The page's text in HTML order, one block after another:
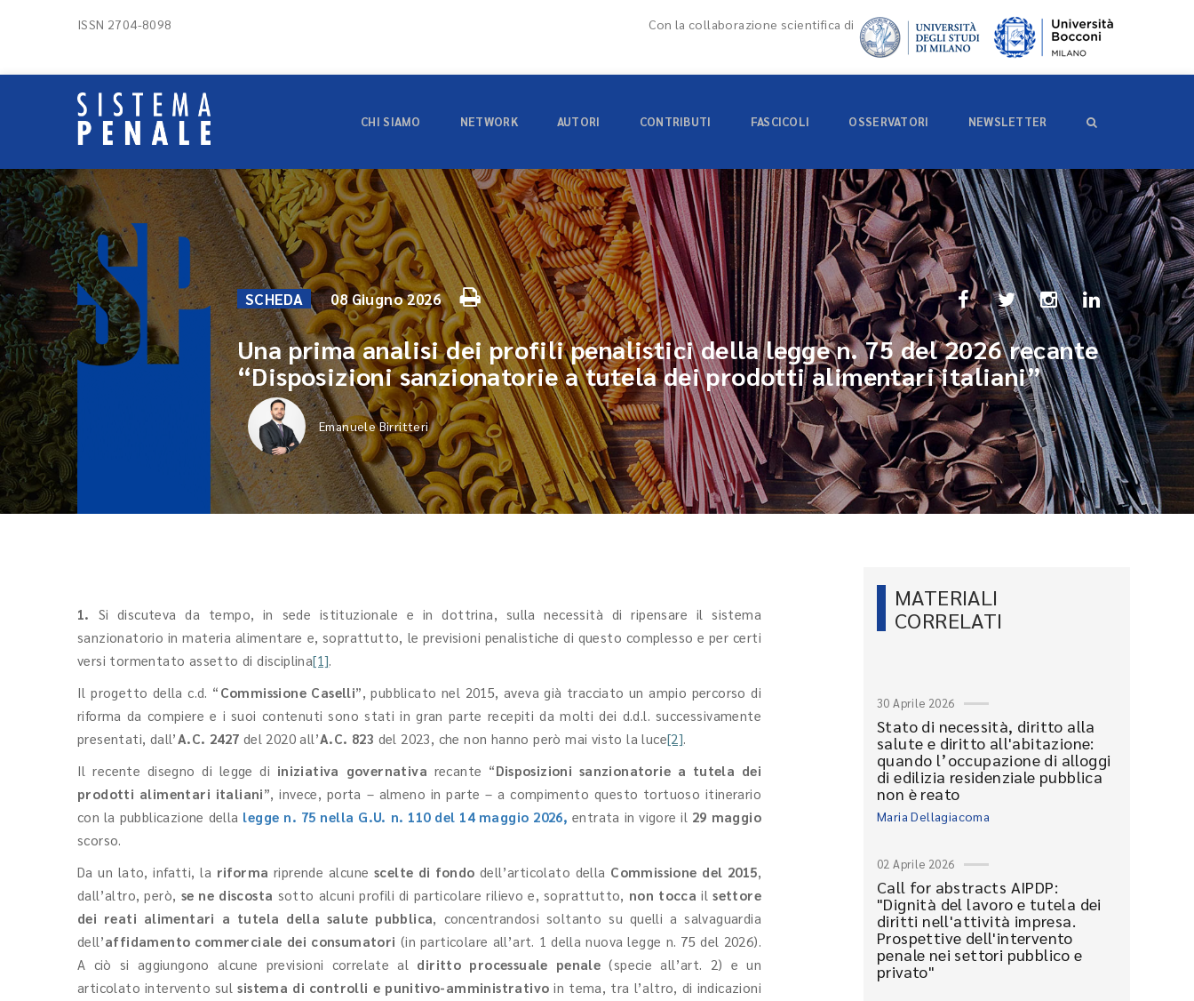
ISSN 2704-8098 Con la collaborazione scientifica di
CHI SIAMO NETWORK AUTORI CONTRIBUTI FASCICOLI OSSERVATORI NEWSLETTER
SCHEDA 08 Giugno 2026
Una prima analisi dei profili penalistici della legge n. 75 del 2026 recante
“Disposizioni sanzionatorie a tutela dei prodotti alimentari italiani”
Emanuele Birritteri
1. Si discuteva da tempo, in sede istituzionale e in dottrina, sulla necessità di ripensare il sistema
sanzionatorio in materia alimentare e, soprattutto, le previsioni penalistiche di questo complesso e per certi
versi tormentato assetto di disciplina[1].
Il progetto della c.d. “ Commissione Caselli”, pubblicato nel 2015, aveva già tracciato un ampio percorso di
riforma da compiere e i suoi contenuti sono stati in gran parte recepiti da molti dei d.d.l. successivamente
presentati, dall’A.C. 2427 del 2020 all’A.C. 823 del 2023, che non hanno però mai visto la luce[2].
Il recente disegno di legge di iniziativa governativa recante “Disposizioni sanzionatorie a tutela dei
prodotti alimentari italiani”, invece, porta – almeno in parte – a compimento questo tortuoso itinerario
con la pubblicazione della legge n. 75 nella G.U. n. 110 del 14 maggio 2026, entrata in vigore il 29 maggio
scorso.
Da un lato, infatti, la riformariprende alcune scelte di fondo dell’articolato della Commissione del 2015,
dall’altro, però, se ne discosta sotto alcuni profili di particolare rilievo e, soprattutto, non tocca ilsettore
dei reati alimentari a tutela della salute pubblica, concentrandosi soltanto su quelli a salvaguardia
dell’affidamento commerciale dei consumatori (in particolare all’art. 1 della nuova legge n. 75 del 2026).
A ciò si aggiungono alcune previsioni correlate al diritto processuale penale (specie all’art. 2) e un
articolato intervento sulsistema di controlli e punitivo-amministrativo in tema, tra l’altro, di indicazioni
MATERIALI
CORRELATI
30 Aprile 2026
Stato di necessità, diritto alla
salute e diritto all'abitazione:
quando l’occupazione di alloggi
di edilizia residenziale pubblica
non è reato
Maria Dellagiacoma
02 Aprile 2026
Call for abstracts AIPDP:
"Dignità del lavoro e tutela dei
diritti nell'attività impresa.
Prospettive dell'intervento
penale nei settori pubblico e
privato"